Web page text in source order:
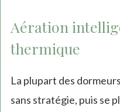
Aération
thermique
La plupart des
sans stratégie, puis se